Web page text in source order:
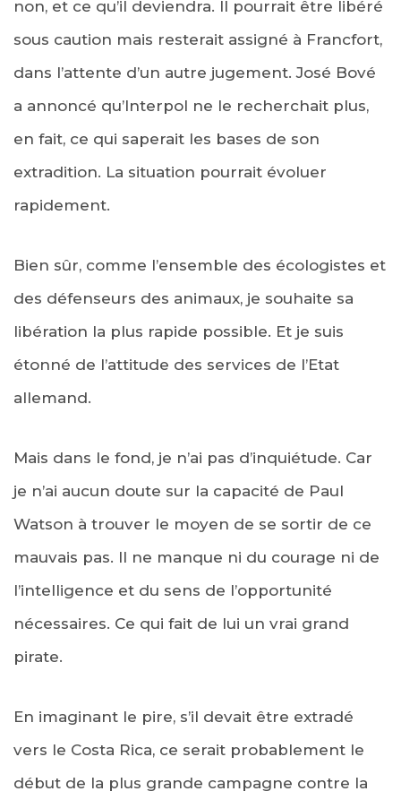
non, et ce qu’il deviendra. Il pourrait être libéré
sous caution mais resterait assigné à Francfort,
dans l’attente d’un autre jugement. José Bové
a annoncé qu’Interpol ne le recherchait plus,
en fait, ce qui saperait les bases de son
extradition. La situation pourrait évoluer
rapidement.
Bien sûr, comme l’ensemble des écologistes et
des défenseurs des animaux, je souhaite sa
libération la plus rapide possible. Et je suis
étonné de l’attitude des services de l’Etat
allemand.
Mais dans le fond, je n’ai pas d’inquiétude. Car
je n’ai aucun doute sur la capacité de Paul
Watson à trouver le moyen de se sortir de ce
mauvais pas. Il ne manque ni du courage ni de
l’intelligence et du sens de l’opportunité
nécessaires. Ce qui fait de lui un vrai grand
pirate.
En imaginant le pire, s’il devait être extradé
vers le Costa Rica, ce serait probablement le
début de la plus grande campagne contre la